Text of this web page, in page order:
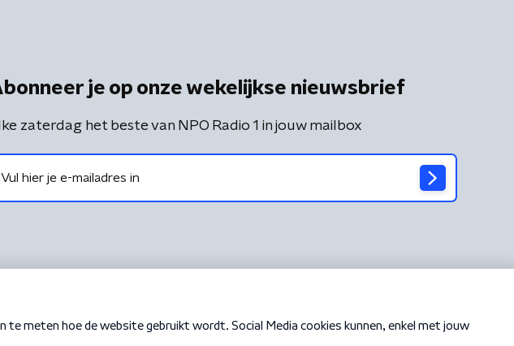
je op onze wekelijkse nieuwsbrief
zaterdag het beste van NPO Radio 1 in jouw mailbox